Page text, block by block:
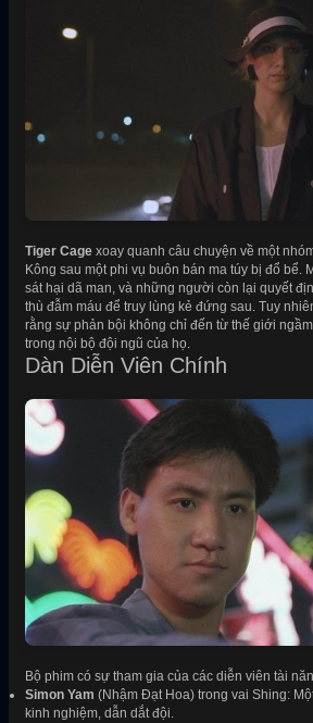
Tiger Cage xoay quanh câu chuyện về một
Kông sau một phi vụ buôn bán ma túy bị đổ bể.
sát hại dã man, và những người còn lại quyết
thù đẫm máu để truy lùng kẻ đứng sau. Tuy
rằng sự phản bội không chỉ đến từ thế giới
trong nội bộ đội ngũ của họ.
Dàn Diễn Viên Chính
Bộ phim có sự tham gia của các diễn viên tài
Simon Yam (Nhậm Đạt Hoa) trong vai Shing:
kinh nghiệm, dẫn dắt đội.